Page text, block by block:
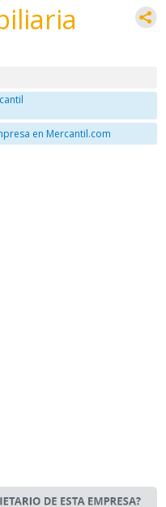
en Mercantil.com